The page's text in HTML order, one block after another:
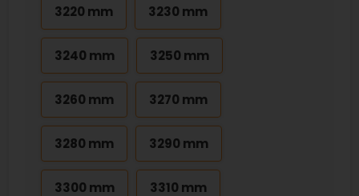
3220 mm 3230 mm
3240 mm 3250 mm
3260 mm 3270 mm
3280 mm 3290 mm
3300 mm 3310 mm